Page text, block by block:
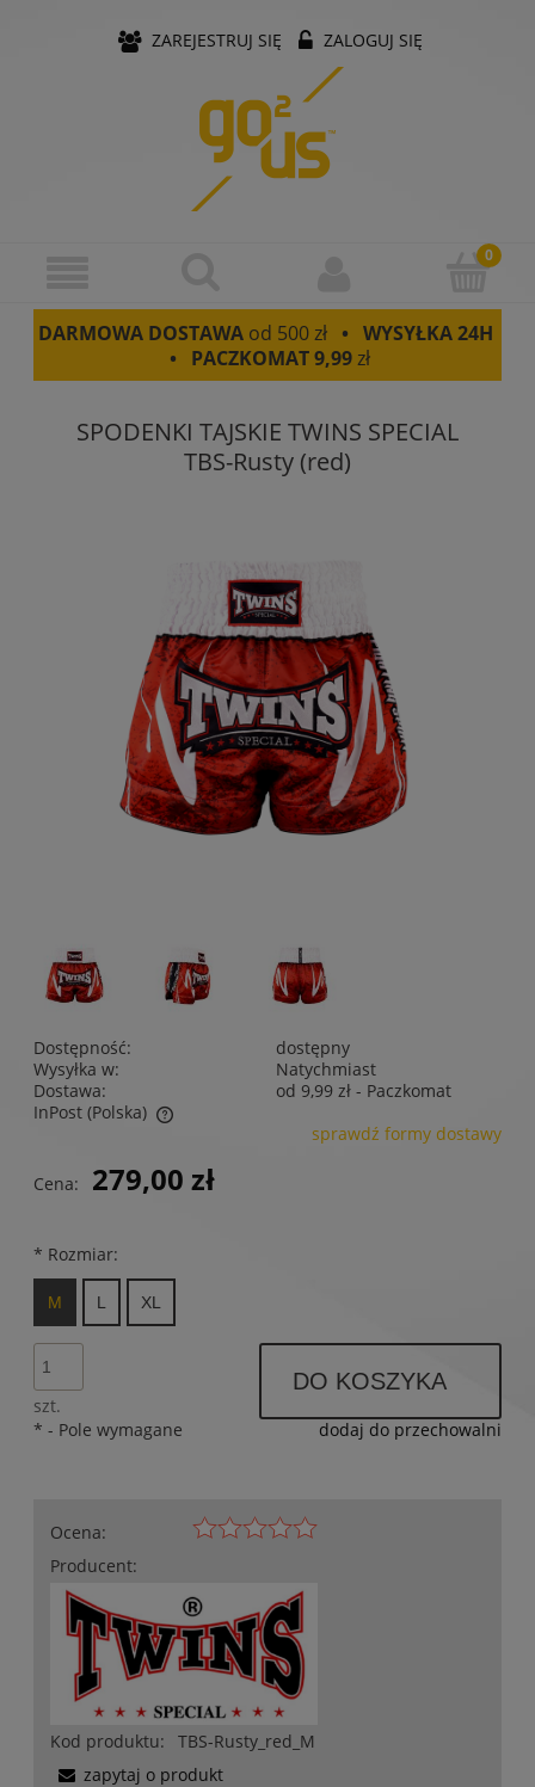
ZAREJESTRUJ SIĘ ZALOGUJ SIĘ
DARMOWA DOSTAWA od 500 zł• WYSYŁKA 24H
• PACZKOMAT9,99zł
SPODENKI TAJSKIE TWINS SPECIAL
TBS-Rusty (red)
Dostępność:
dostępny
Wysyłka w:
Natychmiast
Dostawa:
od 9,99 zł - Paczkomat
InPost (Polska)
Cena nie zawiera ewentualnych kosztów płatności
sprawdź formy dostawy
Cena: 279,00 zł
* Rozmiar:
M L XL
szt.
DO KOSZYKA
dodaj do przechowalni
* - Pole wymagane
Ocena:
Producent:
Kod produktu:
TBS-Rusty_red_M
zapytaj o produkt